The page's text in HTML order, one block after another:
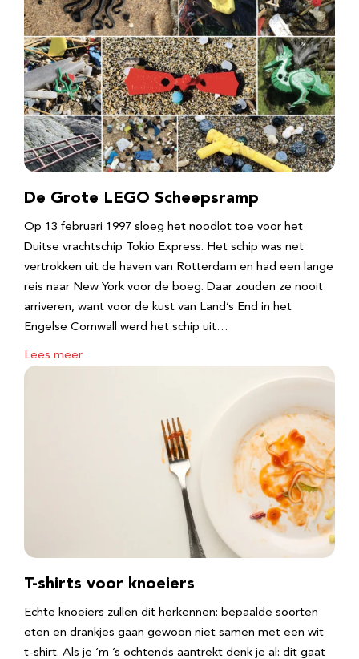
De Grote LEGO Scheepsramp
Op 13 februari 1997 sloeg het noodlot toe voor het
Duitse vrachtschip Tokio Express. Het schip was net
vertrokken uit de haven van Rotterdam en had een lange
reis naar New York voor de boeg. Daar zouden ze nooit
arriveren, want voor de kust van Land’s End in het
Engelse Cornwall werd het schip uit…
Lees meer
T-shirts voor knoeiers
Echte knoeiers zullen dit herkennen: bepaalde soorten
eten en drankjes gaan gewoon niet samen met een wit
t-shirt. Als je ‘m ’s ochtends aantrekt denk je al: dit gaat